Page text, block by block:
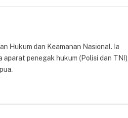
Hukum dan Keamanan Nasional. Ia
penegak hukum (Polisi dan TNI),